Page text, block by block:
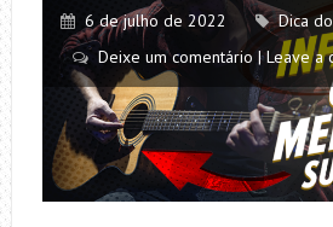
6 de julho de 2022 Dica
Deixe um comentário | Leave a